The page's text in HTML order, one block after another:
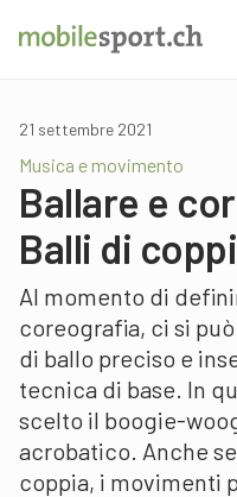
21 settembre 2021
Musica e movimento
Ballare e
Balli di
Al momento di
coreografia, ci si
di ballo preciso e
tecnica di base. In
scelto il boogie-
acrobatico. Anche
coppia, i movimenti